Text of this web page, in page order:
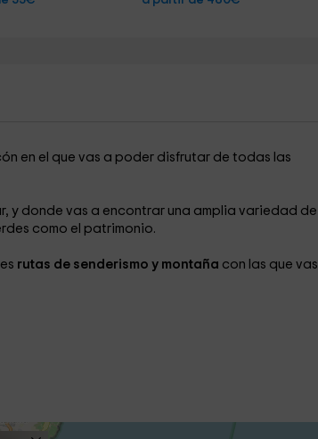
en el que vas a poder disfrutar de todas las
y donde vas a encontrar una amplia variedad de
como el patrimonio.
rutas de senderismo y montaña con las que vas